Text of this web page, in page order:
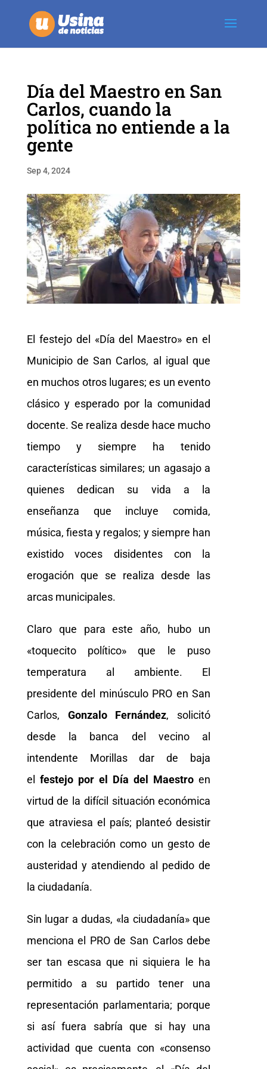
Día del Maestro en San
Carlos, cuando la
política no entiende a la
gente
Sep 4, 2024
El festejo del «Día del Maestro» en el
Municipio de San Carlos, al igual que
en muchos otros lugares; es un evento
clásico y esperado por la comunidad
docente. Se realiza desde hace mucho
tiempo y siempre ha tenido
características similares; un agasajo a
quienes dedican su vida a la
enseñanza que incluye comida,
música, fiesta y regalos; y siempre han
existido voces disidentes con la
erogación que se realiza desde las
arcas municipales.
Claro que para este año, hubo un
«toquecito político» que le puso
temperatura al ambiente. El
presidente del minúsculo PRO en San
Carlos, Gonzalo Fernández, solicitó
desde la banca del vecino al
intendente Morillas dar de baja
el festejo por el Día del Maestro en
virtud de la difícil situación económica
que atraviesa el país; planteó desistir
con la celebración como un gesto de
austeridad y atendiendo al pedido de
la ciudadanía.
Sin lugar a dudas, «la ciudadanía» que
menciona el PRO de San Carlos debe
ser tan escasa que ni siquiera le ha
permitido a su partido tener una
representación parlamentaria; porque
si así fuera sabría que si hay una
actividad que cuenta con «consenso